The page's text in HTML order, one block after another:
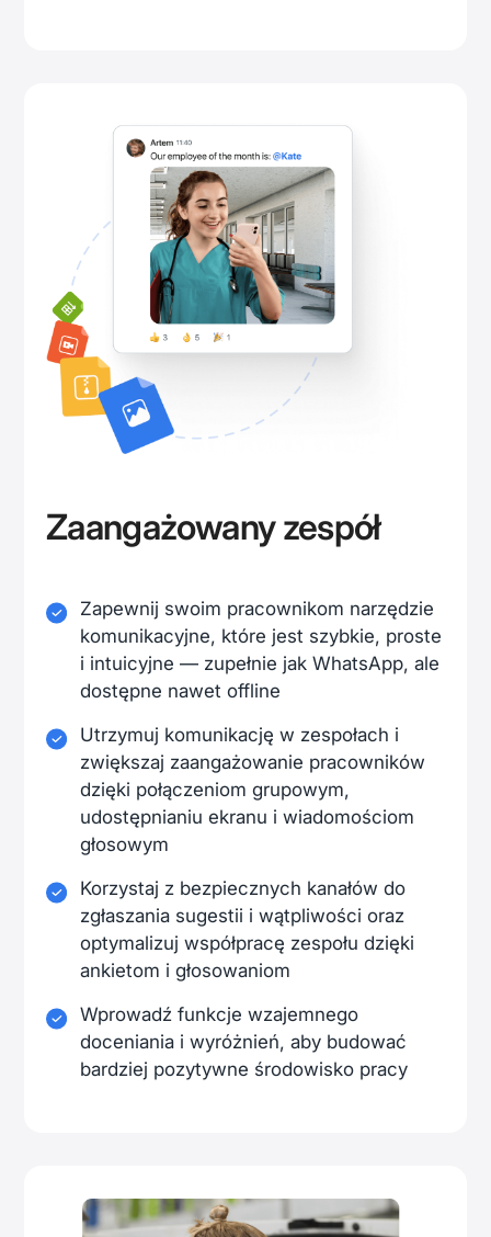
Zaangażowany zespół
Zapewnij swoim pracownikom narzędzie
komunikacyjne, które jest szybkie, proste
i intuicyjne — zupełnie jak WhatsApp, ale
dostępne nawet offline
Utrzymuj komunikację w zespołach i
zwiększaj zaangażowanie pracowników
dzięki połączeniom grupowym,
udostępnianiu ekranu i wiadomościom
głosowym
Korzystaj z bezpiecznych kanałów do
zgłaszania sugestii i wątpliwości oraz
optymalizuj współpracę zespołu dzięki
ankietom i głosowaniom
Wprowadź funkcje wzajemnego
doceniania i wyróżnień, aby budować
bardziej pozytywne środowisko pracy